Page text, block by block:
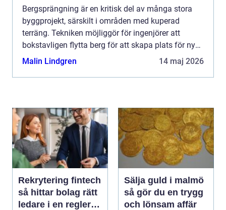
Bergsprängning är en kritisk del av många stora
byggprojekt, särskilt i områden med kuperad
terräng. Tekniken möjliggör för ingenjörer att
bokstavligen flytta berg för att skapa plats för ny
infrastruktur och byggnader. Men säkerhet och
Malin Lindgren 14 maj 2026
Rekrytering fintech
så hittar bolag rätt
ledare i en reglerad
Sälja guld i malmö
så gör du en trygg
och lönsam affär